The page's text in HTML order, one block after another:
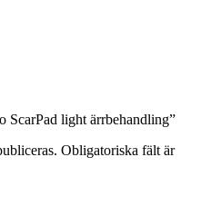
ScarPad light ärrbehandling”
Obligatoriska fält är